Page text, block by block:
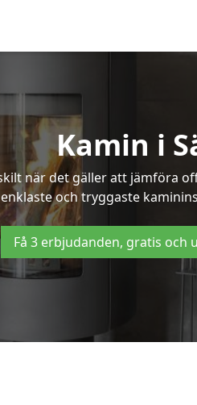
Kamin i
när det gäller att jämföra
enklaste och tryggaste
Få 3 erbjudanden, gratis och